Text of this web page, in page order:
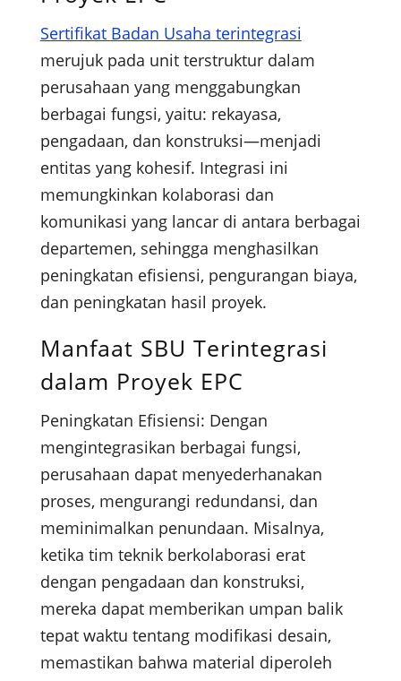
Sertifikat Badan Usaha terintegrasi
merujuk pada unit terstruktur dalam
perusahaan yang menggabungkan
berbagai fungsi, yaitu: rekayasa,
pengadaan, dan konstruksi—menjadi
entitas yang kohesif. Integrasi ini
memungkinkan kolaborasi dan
komunikasi yang lancar di antara berbagai
departemen, sehingga menghasilkan
peningkatan efisiensi, pengurangan biaya,
dan peningkatan hasil proyek.
Manfaat SBU Terintegrasi
dalam Proyek EPC
Peningkatan Efisiensi: Dengan
mengintegrasikan berbagai fungsi,
perusahaan dapat menyederhanakan
proses, mengurangi redundansi, dan
meminimalkan penundaan. Misalnya,
ketika tim teknik berkolaborasi erat
dengan pengadaan dan konstruksi,
mereka dapat memberikan umpan balik
tepat waktu tentang modifikasi desain,
memastikan bahwa material diperoleh